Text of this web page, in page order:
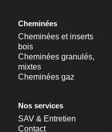
Cheminées
Cheminées et inserts
bois
Cheminées granulés,
mixtes
Cheminées gaz
Nos services
SAV & Entretien
Contact